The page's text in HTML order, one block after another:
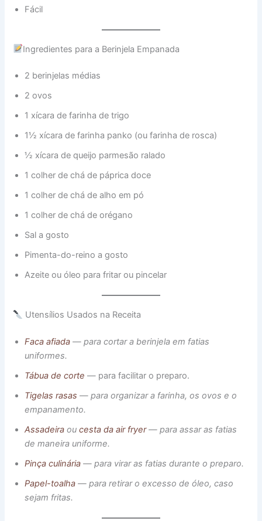
Fácil
Ingredientes para a Berinjela Empanada
2 berinjelas médias
2 ovos
1 xícara de farinha de trigo
1½ xícara de farinha panko (ou farinha de rosca)
½ xícara de queijo parmesão ralado
1 colher de chá de páprica doce
1 colher de chá de alho em pó
1 colher de chá de orégano
Sal a gosto
Pimenta-do-reino a gosto
Azeite ou óleo para fritar ou pincelar
Utensílios Usados na Receita
Faca afiada — para cortar a berinjela em fatias
uniformes.
Tábua de corte — para facilitar o preparo.
Tigelas rasas— para organizar a farinha, os ovos e o
empanamento.
Assadeira oucesta da air fryer— para assar as fatias
de maneira uniforme.
Pinça culinária — para virar as fatias durante o preparo.
Papel-toalha — para retirar o excesso de óleo, caso
sejam fritas.